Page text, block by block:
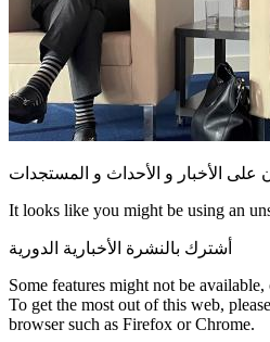
It looks like you might be using an
أشترك بالنشرة الأخبارية الدورية
Some features might not be
To get the most out of this web,
browser such as Firefox or Chrome.